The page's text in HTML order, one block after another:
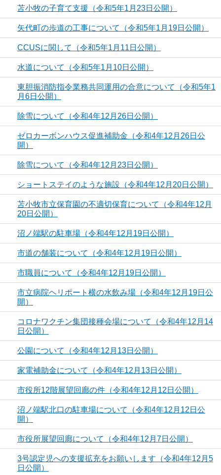
苫小牧の子育て支援（令和5年1月23日公開）
矢代町の歩道の工事について（令和5年1月19日公開）
CCUSに関して（令和5年1月11日公開）
水道について（令和5年1月10日公開）
東胆振消防指令業務共同運用の合意について（令和5年1
月6日公開）
除雪について（令和4年12月26日公開）
ゼロカーボンハウス促進補助金（令和4年12月26日公
開）
除雪について（令和4年12月23日公開）
ショートステイのような施設（令和4年12月20日公開）
苫小牧市立保育園の不適切保育について（令和4年12月
20日公開）
沼ノ端駅の駐車場（令和4年12月19日公開）
市道の舗装について（令和4年12月19日公開）
市職員について（令和4年12月19日公開）
市立病院ヘリポート横の水飲み場（令和4年12月19日公
開）
コロナワクチン集団接種会場について（令和4年12月14
日公開）
公園について（令和4年12月13日公開）
家電補助金について（令和4年12月13日公開）
市役所12階展望回廊の件（令和4年12月12日公開）
沼ノ端駅北口の駐車場について（令和4年12月12日公
開）
市役所展望回廊について（令和4年12月7日公開）
3号認定児への支援拡充をお願いします（令和4年12月5
日公開）